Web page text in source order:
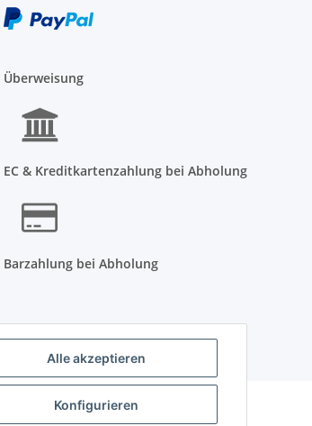
Alle akzeptieren
Konfigurieren
Überweisung
EC & Kreditkartenzahlung bei Abholung
Barzahlung bei Abholung
Powered by